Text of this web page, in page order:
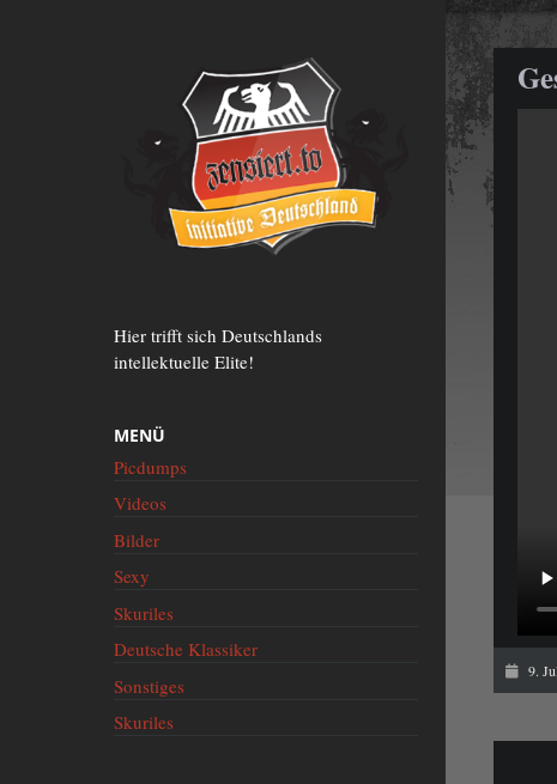
9.
Hier trifft sich Deutschlands
intellektuelle Elite!
MENÜ
Picdumps
Videos
Bilder
Sexy
Skuriles
Deutsche Klassiker
Sonstiges
Skuriles